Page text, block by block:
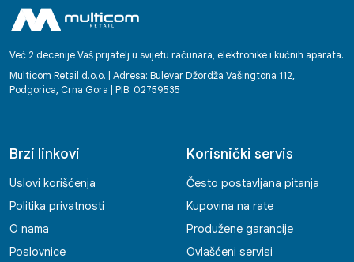
Već 2 decenije Vaš prijatelj u svijetu računara, elektronike i kućnih aparata.
Multicom Retail d.o.o. | Adresa: Bulevar Džordža Vašingtona 112,
Podgorica, Crna Gora | PIB: 02759535
Brzi linkovi
Uslovi korišćenja
Politika privatnosti
O nama
Poslovnice
Korisnički servis
Često postavljana pitanja
Kupovina na rate
Produžene garancije
Ovlašćeni servisi